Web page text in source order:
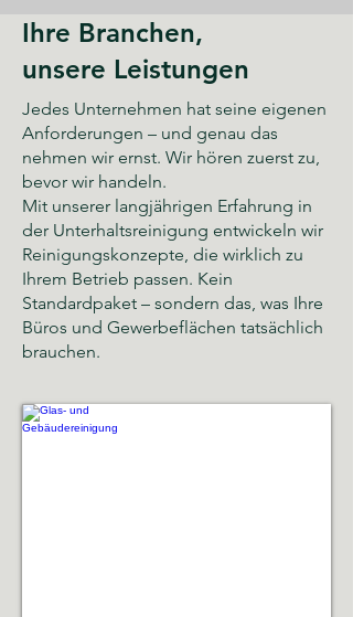
Ihre Branchen,
unsere Leistungen
Jedes Unternehmen hat seine eigenen
Anforderungen – und genau das
nehmen wir ernst. Wir hören zuerst zu,
bevor wir handeln.
Mit unserer langjährigen Erfahrung in
der Unterhaltsreinigung entwickeln wir
Reinigungskonzepte, die wirklich zu
Ihrem Betrieb passen. Kein
Standardpaket – sondern das, was Ihre
Büros und Gewerbeflächen tatsächlich
brauchen.
Glas- und Gebäudereinigung